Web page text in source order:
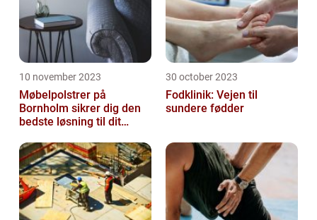
10 november 2023
Møbelpolstrer på
Bornholm sikrer dig den
bedste løsning til dit
30 october 2023
Fodklinik: Vejen til
sundere fødder